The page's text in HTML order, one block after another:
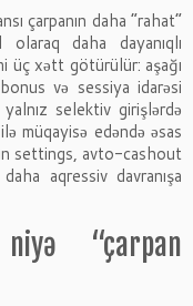
çarpanın daha “rahat”
daha dayanıqlı
üç xətt götürülür: aşağı
və sessiya idarəsi
selektiv girişlərdə
müqayisə edəndə əsas
settings, avto-cashout
aqressiv davranışa
“çarpan